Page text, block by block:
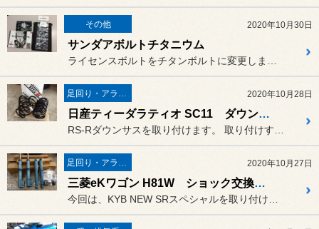
その他 2020年10月30日
サンダアボルトチタニウム
足回り・アライメント 2020年10月28日
日産ティーダラティオ SC11 ダウンサス取り付け
足回り・アライメント 2020年10月27日
三菱eKワゴン H81W ショック交換